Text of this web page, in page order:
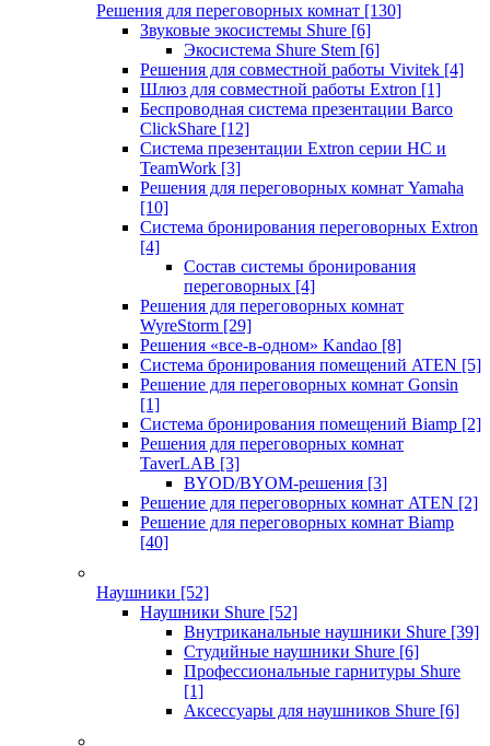
Решения для переговорных комнат [130]
Звуковые экосистемы Shure [6]
Экосистема Shure Stem [6]
Решения для совместной работы Vivitek [4]
Шлюз для совместной работы Extron [1]
Беспроводная система презентации Barco
ClickShare [12]
Система презентации Extron серии HC и
TeamWork [3]
Решения для переговорных комнат Yamaha
[10]
Система бронирования переговорных Extron
[4]
Состав системы бронирования
переговорных [4]
Решения для переговорных комнат
WyreStorm [29]
Решения «все-в-одном» Kandao [8]
Система бронирования помещений ATEN [5]
Решение для переговорных комнат Gonsin
[1]
Система бронирования помещений Biamp [2]
Решения для переговорных комнат
TaverLAB [3]
BYOD/BYOM-решения [3]
Решение для переговорных комнат ATEN [2]
Решение для переговорных комнат Biamp
[40]
Наушники [52]
Наушники Shure [52]
Внутриканальные наушники Shure [39]
Студийные наушники Shure [6]
Профессиональные гарнитуры Shure
[1]
Аксессуары для наушников Shure [6]